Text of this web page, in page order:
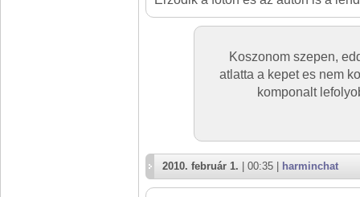
Koszonom szepen,
atlatta a kepet es nem
komponalt
2010. február 1. | 00:35 | harminchat